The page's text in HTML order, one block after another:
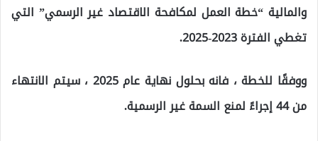
والمالية “خطة العمل لمكافحة الاقتصاد غير الرسمي” التي
تغطي الفترة 2023-2025.
ووفقًا للخطة ، فانه بحلول نهاية عام 2025 ، سيتم الانتهاء
من 44 إجراءً لمنع السمة غير الرسمية.